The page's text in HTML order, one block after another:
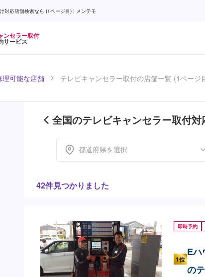
対応店舗検索なら (1ページ目) | メンテモ
ンセラー取付
サービス
可能な店舗 テレビキャンセラー取付の店舗一覧 (1ページ
全国のテレビキャンセラー取付
目)
都道府県を選択
42件見つかりました
即時予約
1位
Eハ
の